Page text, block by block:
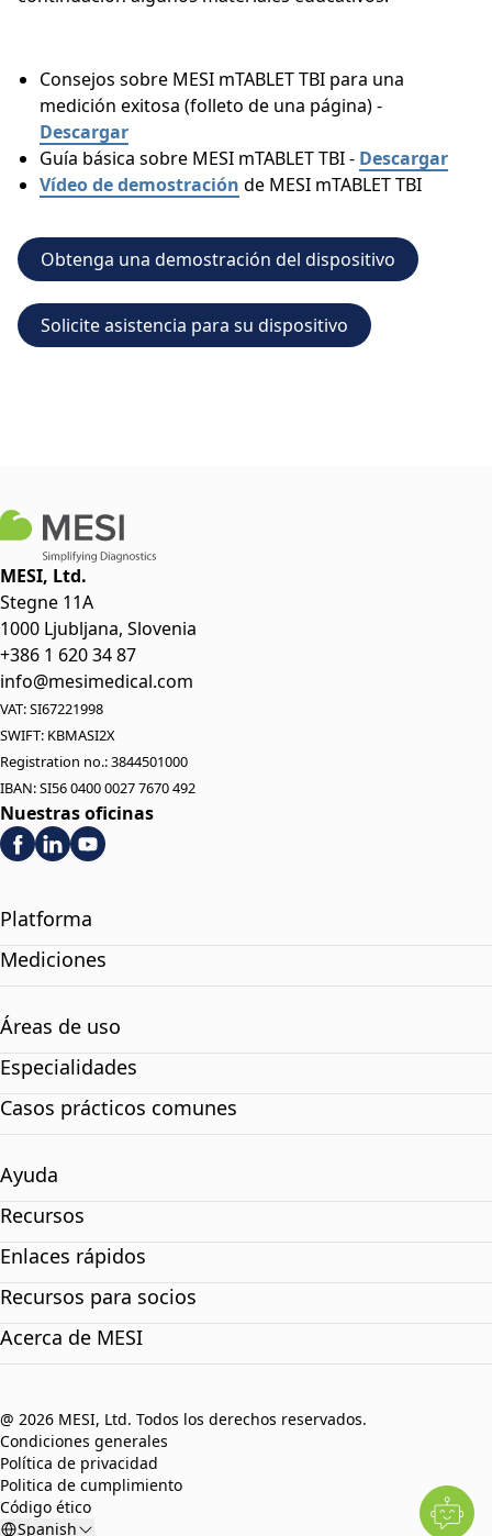
Consejos sobre MESI mTABLET TBI para una
medición exitosa (folleto de una página) -
Descargar
Guía básica sobre MESI mTABLET TBI - Descargar
Vídeo de demostración de MESI mTABLET TBI
Obtenga una demostración del dispositivo
Solicite asistencia para su dispositivo
MESI, Ltd.
Stegne 11A
1000 Ljubljana, Slovenia
+386 1 620 34 87
info@mesimedical.com
VAT: SI67221998
SWIFT: KBMASI2X
Registration no.: 3844501000
IBAN: SI56 0400 0027 7670 492
Nuestras oficinas
Platforma
Mediciones
Áreas de uso
Especialidades
Casos prácticos comunes
Ayuda
Recursos
Enlaces rápidos
Recursos para socios
Acerca de MESI
@ 2026 MESI, Ltd. Todos los derechos reservados.
Condiciones generales
Política de privacidad
Politica de cumplimiento
Código ético
Spanish